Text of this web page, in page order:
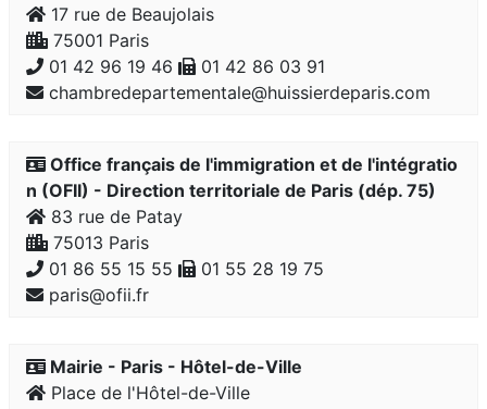
17 rue de Beaujolais
75001 Paris
01 42 96 19 46
01 42 86 03 91
chambredepartementale@huissierdeparis.com
Office français de l'immigration et de l'intégratio
n (OFII) - Direction territoriale de Paris (dép. 75)
83 rue de Patay
75013 Paris
01 86 55 15 55
01 55 28 19 75
paris@ofii.fr
Mairie - Paris - Hôtel-de-Ville
Place de l'Hôtel-de-Ville